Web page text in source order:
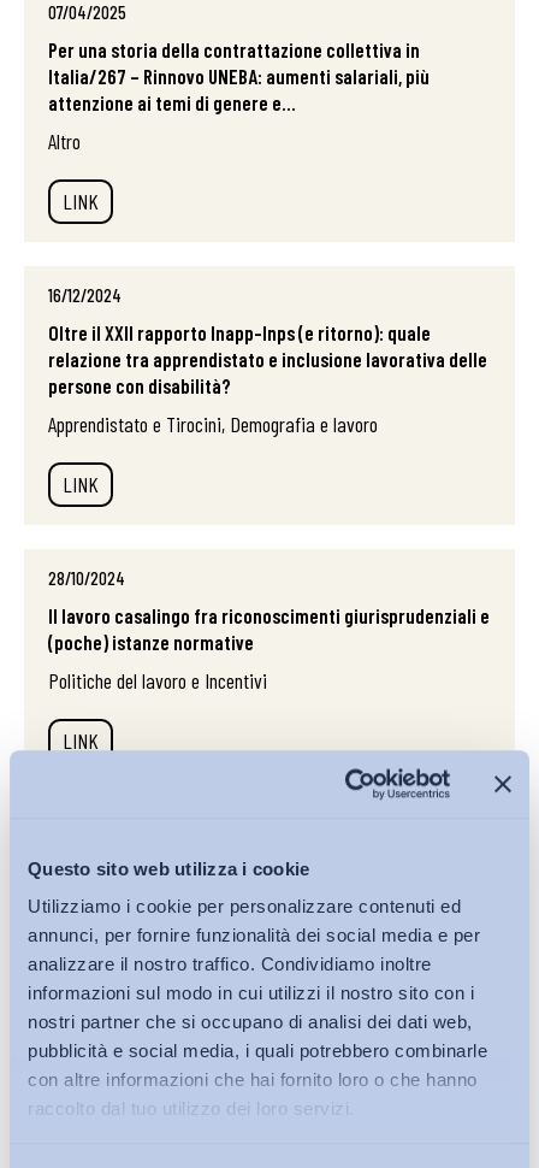
Questo sito web utilizza i cookie
Utilizziamo i cookie per personalizzare contenuti ed
annunci, per fornire funzionalità dei social media e per
analizzare il nostro traffico. Condividiamo inoltre
informazioni sul modo in cui utilizzi il nostro sito con i
nostri partner che si occupano di analisi dei dati web,
pubblicità e social media, i quali potrebbero combinarle
con altre informazioni che hai fornito loro o che hanno
raccolto dal tuo utilizzo dei loro servizi.
07/04/2025
Per una storia della contrattazione collettiva in
Italia/267 – Rinnovo UNEBA: aumenti salariali, più
attenzione ai temi di genere e...
Altro
LINK
16/12/2024
Oltre il XXII rapporto Inapp-Inps (e ritorno): quale
relazione tra apprendistato e inclusione lavorativa delle
persone con disabilità?
Apprendistato e Tirocini, Demografia e lavoro
LINK
28/10/2024
Il lavoro casalingo fra riconoscimenti giurisprudenziali e
(poche) istanze normative
Politiche del lavoro e Incentivi
LINK
Le novità introdotte dal d.lgs. n. 62/2024 in materia di
accomodamenti ragionevoli e le loro implicazioni per il
diritto del...
Altro
LINK
19/02/2024